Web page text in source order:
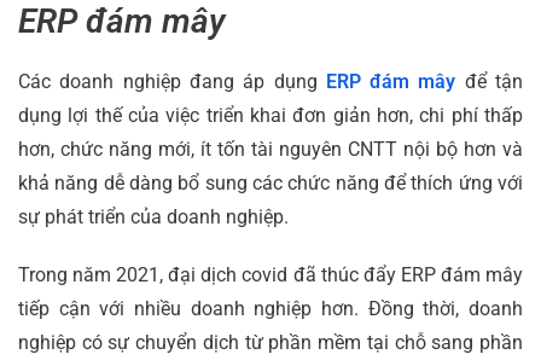
ERP đám mây
Các doanh nghiệp đang áp dụng ERP đám mây để tận
dụng lợi thế của việc triển khai đơn giản hơn, chi phí thấp
hơn, chức năng mới, ít tốn tài nguyên CNTT nội bộ hơn và
khả năng dễ dàng bổ sung các chức năng để thích ứng với
sự phát triển của doanh nghiệp.
Trong năm 2021, đại dịch covid đã thúc đẩy ERP đám mây
tiếp cận với nhiều doanh nghiệp hơn. Đồng thời, doanh
nghiệp có sự chuyển dịch từ phần mềm tại chỗ sang phần